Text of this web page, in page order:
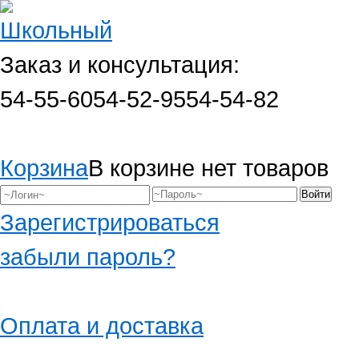
Заказ и консультация:
54-55-6054-52-9554-54-82
КорзинаВ корзине нет товаров
Зарегистрироваться
забыли пароль?
Оплата и доставка